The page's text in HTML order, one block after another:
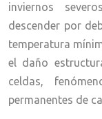
inviernos
descender por
temperatura
el daño
celdas,
permanentes de